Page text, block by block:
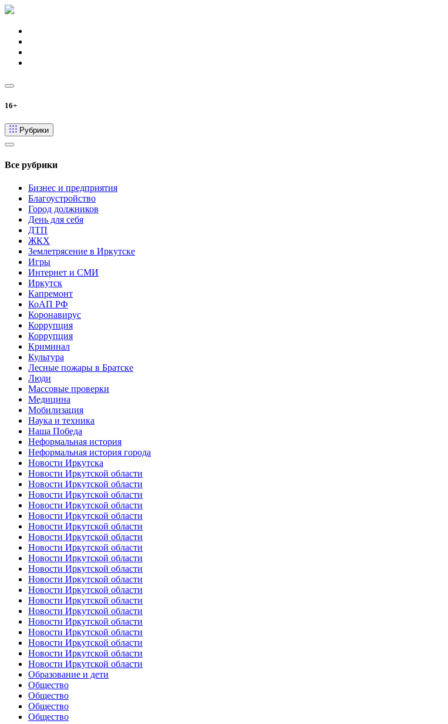
16+
Рубрики
Все рубрики
Бизнес и предприятия
Благоустройство
Город должников
День для себя
ДТП
ЖКХ
Землетрясение в Иркутске
Игры
Интернет и СМИ
Иркутск
Капремонт
КоАП РФ
Коронавирус
Коррупция
Коррупция
Криминал
Культура
Лесные пожары в Братске
Люди
Массовые проверки
Медицина
Мобилизация
Наука и техника
Наша Победа
Неформальная история
Неформальная история города
Новости Иркутска
Новости Иркутской области
Новости Иркутской области
Новости Иркутской области
Новости Иркутской области
Новости Иркутской области
Новости Иркутской области
Новости Иркутской области
Новости Иркутской области
Новости Иркутской области
Новости Иркутской области
Новости Иркутской области
Новости Иркутской области
Новости Иркутской области
Новости Иркутской области
Новости Иркутской области
Новости Иркутской области
Новости Иркутской области
Новости Иркутской области
Новости Иркутской области
Образование и дети
Общество
Общество
Общество
Общество